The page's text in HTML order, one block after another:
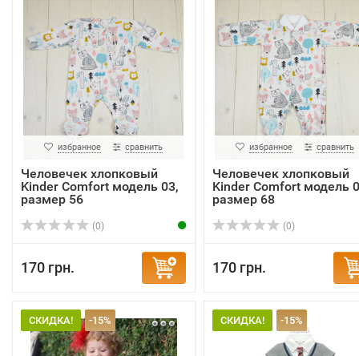
избранное сравнить
Человечек хлопковый
Kinder Comfort модель 03,
размер 56
(0)
170 грн.
избранное сравнить
Человечек хлопковый
Kinder Comfort модель
размер 68
(0)
170 грн.
СКИДКА! -15% СКИДКА! -15%